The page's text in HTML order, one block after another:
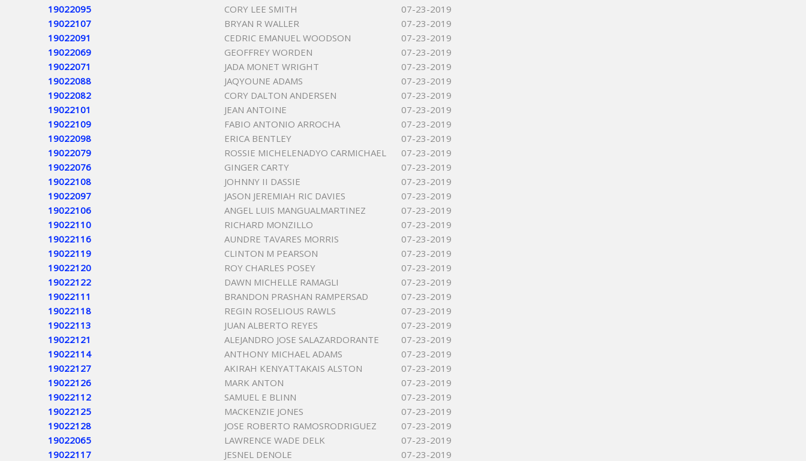
19022095
CORY LEE SMITH
07-23-2019
19022107
BRYAN R WALLER
07-23-2019
19022091
CEDRIC EMANUEL WOODSON
07-23-2019
19022069
GEOFFREY WORDEN
07-23-2019
19022071
JADA MONET WRIGHT
07-23-2019
19022088
JAQYOUNE ADAMS
07-23-2019
19022082
CORY DALTON ANDERSEN
07-23-2019
19022101
JEAN ANTOINE
07-23-2019
19022109
FABIO ANTONIO ARROCHA
07-23-2019
19022098
ERICA BENTLEY
07-23-2019
19022079
ROSSIE MICHELENADYO CARMICHAEL
07-23-2019
19022076
GINGER CARTY
07-23-2019
19022108
JOHNNY II DASSIE
07-23-2019
19022097
JASON JEREMIAH RIC DAVIES
07-23-2019
19022106
ANGEL LUIS MANGUALMARTINEZ
07-23-2019
19022110
RICHARD MONZILLO
07-23-2019
19022116
AUNDRE TAVARES MORRIS
07-23-2019
19022119
CLINTON M PEARSON
07-23-2019
19022120
ROY CHARLES POSEY
07-23-2019
19022122
DAWN MICHELLE RAMAGLI
07-23-2019
19022111
BRANDON PRASHAN RAMPERSAD
07-23-2019
19022118
REGIN ROSELIOUS RAWLS
07-23-2019
19022113
JUAN ALBERTO REYES
07-23-2019
19022121
ALEJANDRO JOSE SALAZARDORANTE
07-23-2019
19022114
ANTHONY MICHAEL ADAMS
07-23-2019
19022127
AKIRAH KENYATTAKAIS ALSTON
07-23-2019
19022126
MARK ANTON
07-23-2019
19022112
SAMUEL E BLINN
07-23-2019
19022125
MACKENZIE JONES
07-23-2019
19022128
JOSE ROBERTO RAMOSRODRIGUEZ
07-23-2019
19022065
LAWRENCE WADE DELK
07-23-2019
19022117
JESNEL DENOLE
07-23-2019